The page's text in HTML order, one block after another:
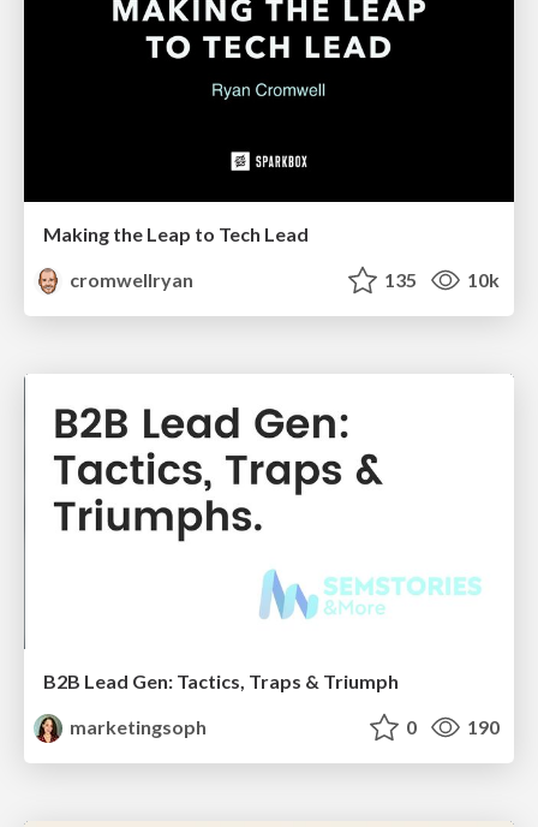
Making the Leap to Tech Lead
cromwellryan
135 10k
B2B Lead Gen: Tactics, Traps & Triumph
marketingsoph
0 190